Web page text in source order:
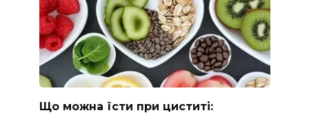
Що можна їсти при циститі: